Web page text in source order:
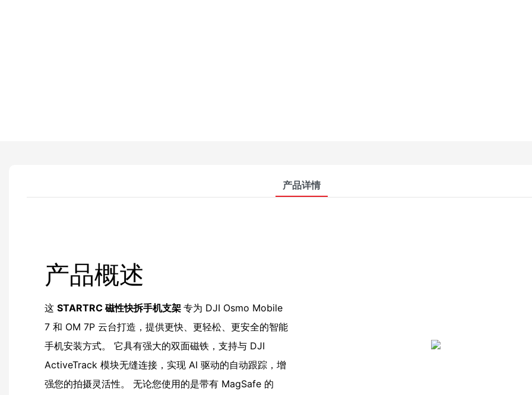
产品详情
产品概述
这 STARTRC 磁性快拆手机支架 专为 DJI Osmo Mobile
7 和 OM 7P 云台打造，提供更快、更轻松、更安全的智能
手机安装方式。 它具有强大的双面磁铁，支持与 DJI
ActiveTrack 模块无缝连接，实现 AI 驱动的自动跟踪，增
强您的拍摄灵活性。 无论您使用的是带有 MagSafe 的